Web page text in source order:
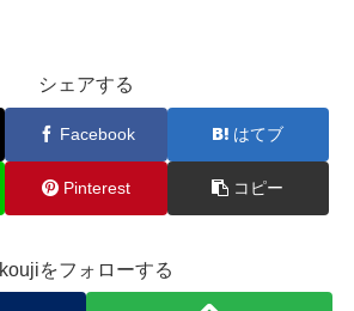
シェアする
Facebook はてブ
Pinterest コピー
koujiをフォローする